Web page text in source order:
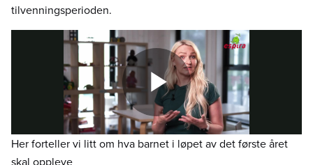
tilvenningsperioden.
Her forteller vi litt om hva barnet i løpet av det første året
skal oppleve